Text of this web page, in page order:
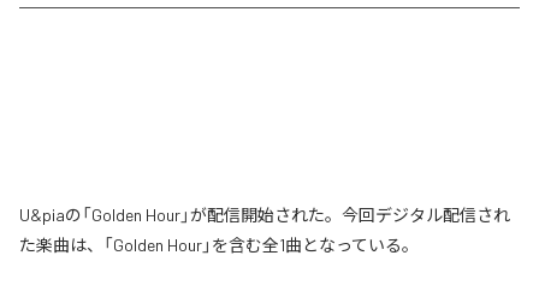
U&piaの「Golden Hour」が配信開始された。今回デジタル配信され
た楽曲は、「Golden Hour」を含む全1曲となっている。